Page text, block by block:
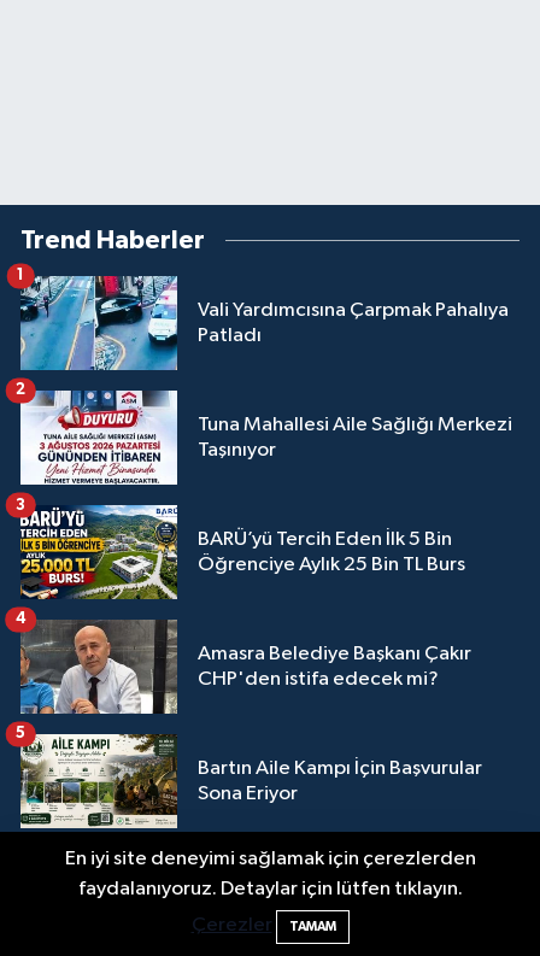
Trend Haberler
Vali Yardımcısına Çarpmak Pahalıya
Patladı
1
Tuna Mahallesi Aile Sağlığı Merkezi
Taşınıyor
2
BARÜ’yü Tercih Eden İlk 5 Bin
Öğrenciye Aylık 25 Bin TL Burs
3
Amasra Belediye Başkanı Çakır
CHP'den istifa edecek mi?
4
Bartın Aile Kampı İçin Başvurular
Sona Eriyor
5
2 Buzağı Hediyeli Bal Festivalinde
Hande Ünsal Sahne Alacak
En iyi site deneyimi sağlamak için çerezlerden
faydalanıyoruz. Detaylar için lütfen tıklayın.
Çerezler
TAMAM
2 Buzağı Hediyeli Bal Festivalinde Hande
Ünsal Sahne Alacak